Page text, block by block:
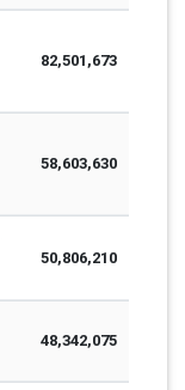
82,501,673
58,603,630
50,806,210
48,342,075